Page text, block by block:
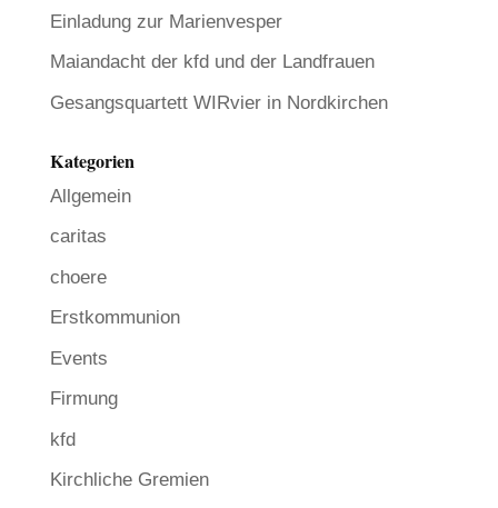
Einladung zur Marienvesper
Maiandacht der kfd und der Landfrauen
Gesangsquartett WIRvier in Nordkirchen
Kategorien
Allgemein
caritas
choere
Erstkommunion
Events
Firmung
kfd
Kirchliche Gremien